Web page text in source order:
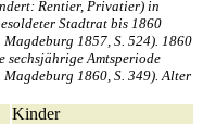
Rentier, Privatier) in
Stadtrat bis 1860
1857, S. 524). 1860
sechsjährige Amtsperiode
1860, S. 349). Alter
Kinder